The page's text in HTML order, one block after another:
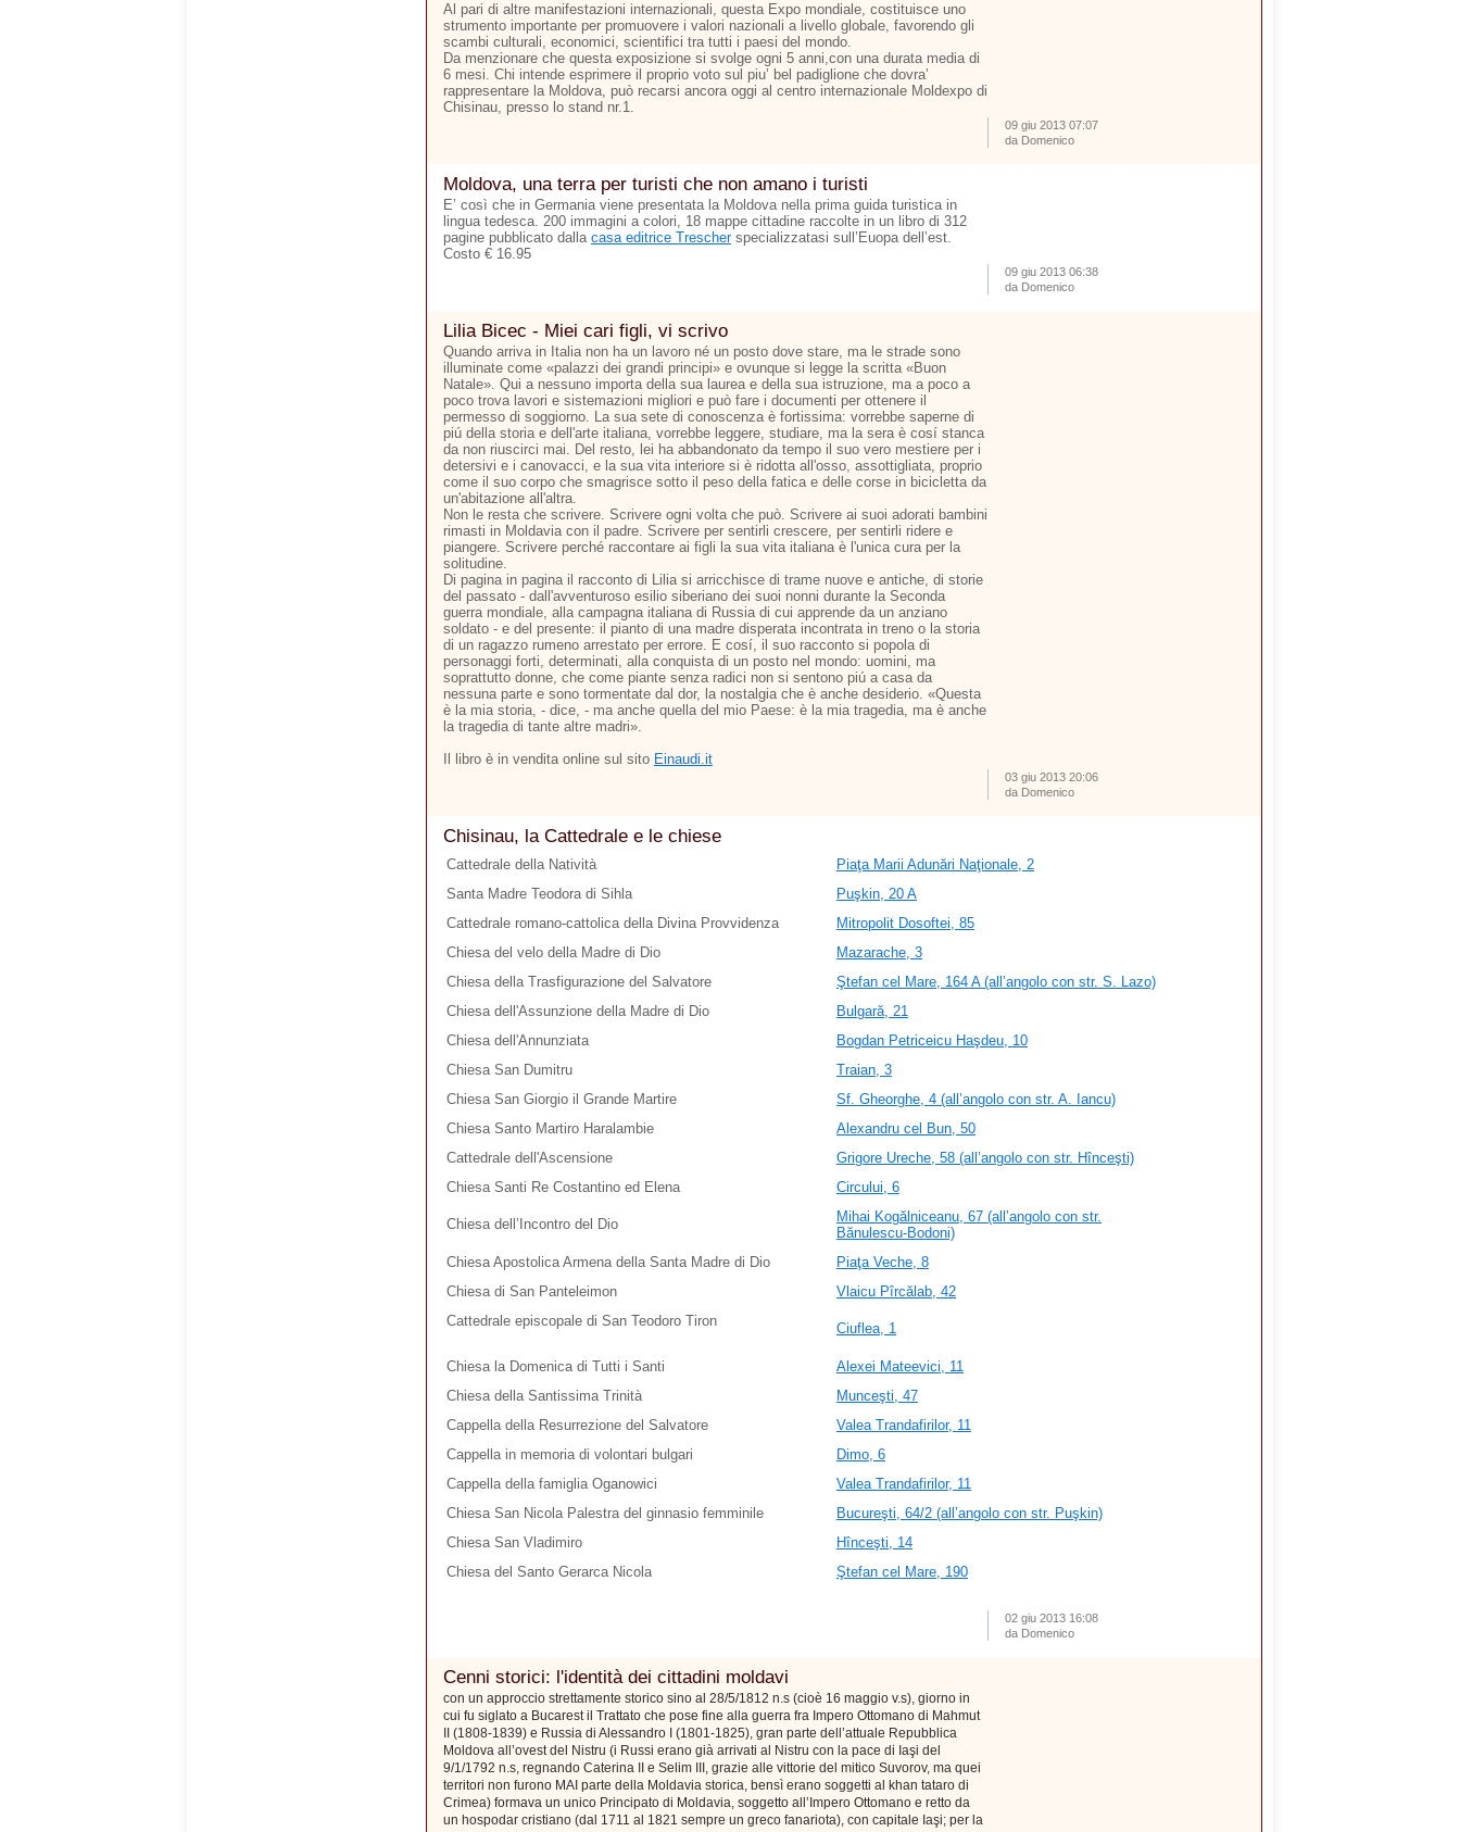
Al pari di altre manifestazioni internazionali, questa Expo mondiale, costituisce uno
strumento importante per promuovere i valori nazionali a livello globale, favorendo gli
scambi culturali, economici, scientifici tra tutti i paesi del mondo.
Da menzionare che questa exposizione si svolge ogni 5 anni,con una durata media di
6 mesi. Chi intende esprimere il proprio voto sul piu’ bel padiglione che dovra’
rappresentare la Moldova, può recarsi ancora oggi al centro internazionale Moldexpo di
Chisinau, presso lo stand nr.1.
09 giu 2013 07:07
da Domenico
Moldova, una terra per turisti che non amano i turisti
E’ così che in Germania viene presentata la Moldova nella prima guida turistica in
lingua tedesca. 200 immagini a colori, 18 mappe cittadine raccolte in un libro di 312
pagine pubblicato dalla casa editrice Trescherspecializzatasi sull’Euopa dell’est.
Costo € 16.95
09 giu 2013 06:38
da Domenico
Lilia Bicec - Miei cari figli, vi scrivo
Quando arriva in Italia non ha un lavoro né un posto dove stare, ma le strade sono
illuminate come «palazzi dei grandi principi» e ovunque si legge la scritta «Buon
Natale». Qui a nessuno importa della sua laurea e della sua istruzione, ma a poco a
poco trova lavori e sistemazioni migliori e può fare i documenti per ottenere il
permesso di soggiorno. La sua sete di conoscenza è fortissima: vorrebbe saperne di
piú della storia e dell'arte italiana, vorrebbe leggere, studiare, ma la sera è cosí stanca
da non riuscirci mai. Del resto, lei ha abbandonato da tempo il suo vero mestiere per i
detersivi e i canovacci, e la sua vita interiore si è ridotta all'osso, assottigliata, proprio
come il suo corpo che smagrisce sotto il peso della fatica e delle corse in bicicletta da
un'abitazione all'altra.
Non le resta che scrivere. Scrivere ogni volta che può. Scrivere ai suoi adorati bambini
rimasti in Moldavia con il padre. Scrivere per sentirli crescere, per sentirli ridere e
piangere. Scrivere perché raccontare ai figli la sua vita italiana è l'unica cura per la
solitudine.
Di pagina in pagina il racconto di Lilia si arricchisce di trame nuove e antiche, di storie
del passato - dall'avventuroso esilio siberiano dei suoi nonni durante la Seconda
guerra mondiale, alla campagna italiana di Russia di cui apprende da un anziano
soldato - e del presente: il pianto di una madre disperata incontrata in treno o la storia
di un ragazzo rumeno arrestato per errore. E cosí, il suo racconto si popola di
personaggi forti, determinati, alla conquista di un posto nel mondo: uomini, ma
soprattutto donne, che come piante senza radici non si sentono piú a casa da
nessuna parte e sono tormentate dal dor, la nostalgia che è anche desiderio. «Questa
è la mia storia, - dice, - ma anche quella del mio Paese: è la mia tragedia, ma è anche
la tragedia di tante altre madri».
Il libro è in vendita online sul sito Einaudi.it
03 giu 2013 20:06
da Domenico
Chisinau, la Cattedrale e le chiese
Cattedrale della Natività
Piaţa Marii Adunări Naţionale, 2
Santa Madre Teodora di Sihla
Puşkin, 20 A
Cattedrale romano-cattolica della Divina Provvidenza
Mitropolit Dosoftei, 85
Chiesa del velo della Madre di Dio
Mazarache, 3
Chiesa della Trasfigurazione del Salvatore
Ştefan cel Mare, 164 A (all’angolo con str. S. Lazo)
Chiesa dell'Assunzione della Madre di Dio
Bulgară, 21
Chiesa dell'Annunziata
Bogdan Petriceicu Haşdeu, 10
Chiesa San Dumitru
Traian, 3
Chiesa San Giorgio il Grande Martire
Sf. Gheorghe, 4 (all’angolo con str. A. Iancu)
Chiesa Santo Martiro Haralambie
Alexandru cel Bun, 50
Cattedrale dell'Ascensione
Grigore Ureche, 58 (all’angolo con str. Hînceşti)
Chiesa Santi Re Costantino ed Elena
Circului, 6
Chiesa dell’Incontro del Dio
Mihai Kogălniceanu, 67 (all’angolo con str.
Bănulescu-Bodoni)
Chiesa Apostolica Armena della Santa Madre di Dio
Piaţa Veche, 8
Chiesa di San Panteleimon
Vlaicu Pîrcălab, 42
Cattedrale episcopale di San Teodoro Tiron
Ciuflea, 1
Chiesa la Domenica di Tutti i Santi
Alexei Mateevici, 11
Chiesa della Santissima Trinità
Munceşti, 47
Cappella della Resurrezione del Salvatore
Valea Trandafirilor, 11
Cappella in memoria di volontari bulgari
Dimo, 6
Cappella della famiglia Oganowici
Valea Trandafirilor, 11
Chiesa San Nicola Palestra del ginnasio femminile
Bucureşti, 64/2 (all’angolo con str. Puşkin)
Chiesa San Vladimiro
Hînceşti, 14
Chiesa del Santo Gerarca Nicola
Ştefan cel Mare, 190
02 giu 2013 16:08
da Domenico
Cenni storici: l'identità dei cittadini moldavi
con un approccio strettamente storico sino al 28/5/1812 n.s (cioè 16 maggio v.s), giorno in
cui fu siglato a Bucarest il Trattato che pose fine alla guerra fra Impero Ottomano di Mahmut
II (1808-1839) e Russia di Alessandro I (1801-1825), gran parte dell’attuale Repubblica
Moldova all’ovest del Nistru (i Russi erano già arrivati al Nistru con la pace di Iaşi del
9/1/1792 n.s, regnando Caterina II e Selim III, grazie alle vittorie del mitico Suvorov, ma quei
territori non furono MAI parte della Moldavia storica, bensì erano soggetti al khan tataro di
Crimea) formava un unico Principato di Moldavia, soggetto all’Impero Ottomano e retto da
un hospodar cristiano (dal 1711 al 1821 sempre un greco fanariota), con capitale Iaşi; per la